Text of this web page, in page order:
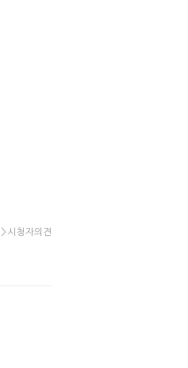
> 시청자의견